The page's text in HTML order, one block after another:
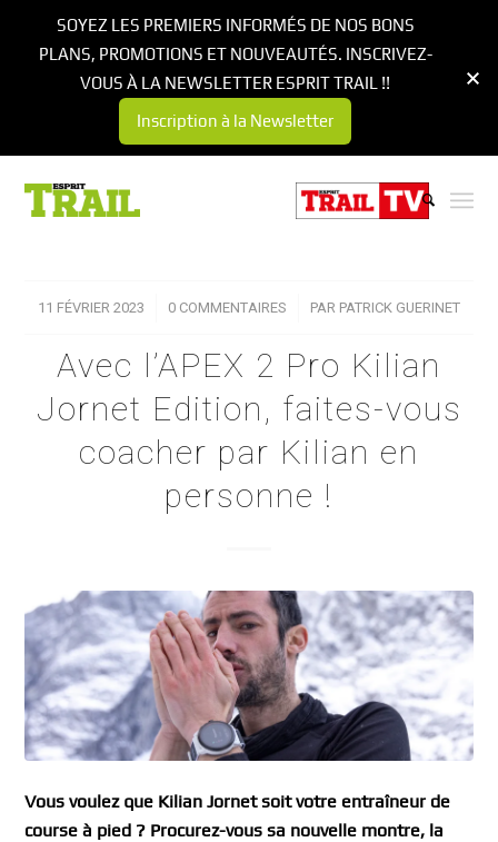
11 FÉVRIER 2023
/ 0 COMMENTAIRES
/ PAR PATRICK GUERINET
Avec l’APEX 2 Pro Kilian
Jornet Edition, faites-vous
coacher par Kilian en
personne !
Vous voulez que Kilian Jornet soit votre entraîneur de
course à pied ? Procurez-vous sa nouvelle montre, la
SOYEZ LES PREMIERS INFORMÉS DE NOS BONS
PLANS, PROMOTIONS ET NOUVEAUTÉS. INSCRIVEZ-
VOUS À LA NEWSLETTER ESPRIT TRAIL !!
Inscription à la Newsletter